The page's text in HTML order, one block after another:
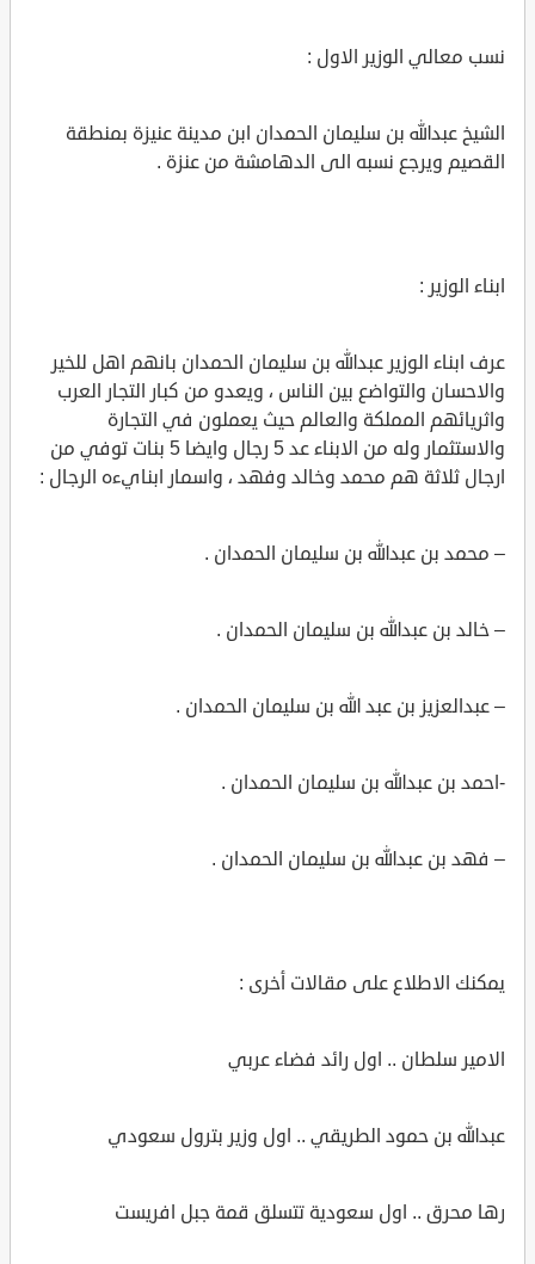
نسب معالي الوزير الاول :
الشيخ عبدالله بن سليمان الحمدان ابن مدينة عنيزة بمنطقة
القصيم ويرجع نسبه الى الدهامشة من عنزة .
ابناء الوزير :
عرف ابناء الوزير عبدالله بن سليمان الحمدان بانهم اهل للخير
والاحسان والتواضع بين الناس ، ويعدو من كبار التجار العرب
واثريائهم المملكة والعالم حيث يعملون في التجارة
والاستثمار وله من الابناء عد 5 رجال وايضا 5 بنات توفي من
ارجال ثلاثة هم محمد وخالد وفهد ، واسمار ابنايءه الرجال :
– محمد بن عبدالله بن سليمان الحمدان .
– خالد بن عبدالله بن سليمان الحمدان .
– عبدالعزيز بن عبد الله بن سليمان الحمدان .
-احمد بن عبدالله بن سليمان الحمدان .
– فهد بن عبدالله بن سليمان الحمدان .
يمكنك الاطلاع على مقالات أخرى :
الامير سلطان .. اول رائد فضاء عربي
عبدالله بن حمود الطريقي .. اول وزير بترول سعودي
رها محرق .. اول سعودية تتسلق قمة جبل افريست